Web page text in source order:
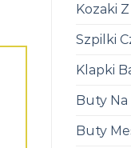
Kozaki
Szpilki
Klapki
Buty Na
Buty